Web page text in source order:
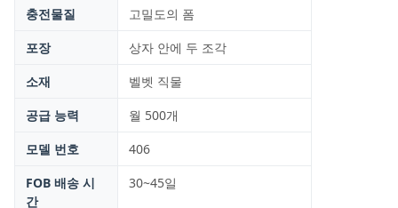
충전물질
고밀도의 폼
포장
상자 안에 두 조각
소재
벨벳 직물
공급 능력
월 500개
모델 번호
406
FOB 배송 시
간
30~45일